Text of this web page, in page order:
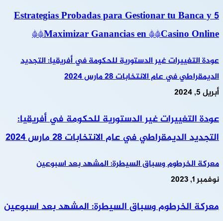
5 Estrategias Probadas para Gestionar tu Banca y
Maximizar Ganancias en **Casino Online**
عودة التغييرات غير الدستورية للحكومة في أفريقيا: التجديد
الديمقراطي في عام الانتخابات 28 مارس 2024
أبريل 5, 2024
عودة التغييرات غير الدستورية للحكومة في أفريقيا:
التجديد الديمقراطي في عام الانتخابات 28 مارس 2024
معركة الخرطوم وسباق السيطرة: المشهد بعد اسبوعين
نوفمبر 1, 2023
معركة الخرطوم وسباق السيطرة: المشهد بعد اسبوعين